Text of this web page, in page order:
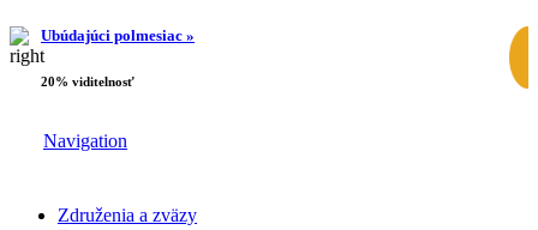
Ubúdajúci polmesiac »
20% viditelnosť
Navigation
Združenia a zväzy